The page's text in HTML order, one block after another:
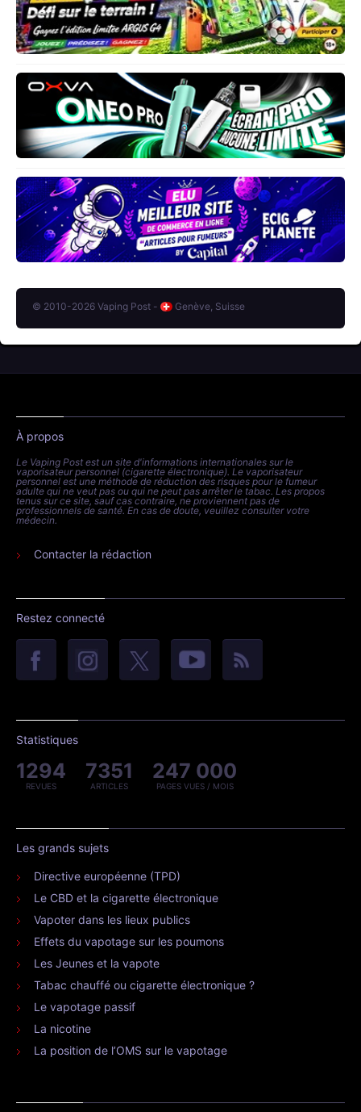
© 2010-2026 Vaping Post - Genève, Suisse
À propos
Le Vaping Post est un site d'informations internationales sur le
vaporisateur personnel (cigarette électronique). Le vaporisateur
personnel est une méthode de réduction des risques pour le fumeur
adulte qui ne veut pas ou qui ne peut pas arrêter le tabac. Les propos
tenus sur ce site, sauf cas contraire, ne proviennent pas de
professionnels de santé. En cas de doute, veuillez consulter votre
médecin.
Contacter la rédaction
Restez connecté
Statistiques
1294
REVUES
7351
ARTICLES
247 000
PAGES VUES / MOIS
Les grands sujets
Directive européenne (TPD)
Le CBD et la cigarette électronique
Vapoter dans les lieux publics
Effets du vapotage sur les poumons
Les Jeunes et la vapote
Tabac chauffé ou cigarette électronique ?
Le vapotage passif
La nicotine
La position de l’OMS sur le vapotage